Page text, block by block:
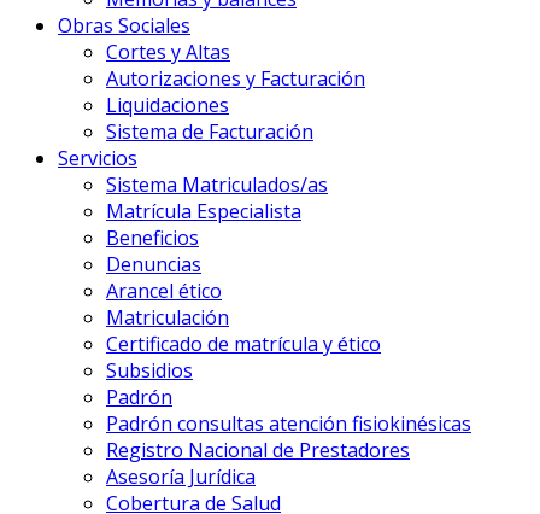
Obras Sociales
Cortes y Altas
Autorizaciones y Facturación
Liquidaciones
Sistema de Facturación
Servicios
Sistema Matriculados/as
Matrícula Especialista
Beneficios
Denuncias
Arancel ético
Matriculación
Certificado de matrícula y ético
Subsidios
Padrón
Padrón consultas atención fisiokinésicas
Registro Nacional de Prestadores
Asesoría Jurídica
Cobertura de Salud